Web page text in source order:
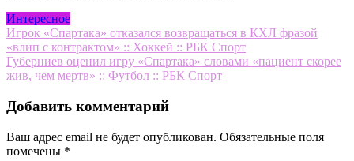
Интересное
Навигация
по
записям
Игрок «Спартака» отказался возвращаться в КХЛ фразой
«влип с контрактом» :: Хоккей :: РБК Спорт
Губерниев оценил игру «Спартака» словами «пациент скорее
жив, чем мертв» :: Футбол :: РБК Спорт
Добавить комментарий
Ваш адрес email не будет опубликован. Обязательные поля
помечены *